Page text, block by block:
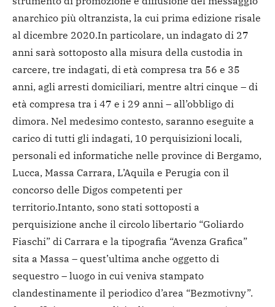
anarchico più oltranzista, la cui prima edizione risale
al dicembre 2020.In particolare, un indagato di 27
anni sarà sottoposto alla misura della custodia in
carcere, tre indagati, di età compresa tra 56 e 35
anni, agli arresti domiciliari, mentre altri cinque – di
età compresa tra i 47 e i 29 anni – all’obbligo di
dimora. Nel medesimo contesto, saranno eseguite a
carico di tutti gli indagati, 10 perquisizioni locali,
personali ed informatiche nelle province di Bergamo,
Lucca, Massa Carrara, L’Aquila e Perugia con il
concorso delle Digos competenti per
territorio.Intanto, sono stati sottoposti a
perquisizione anche il circolo libertario “Goliardo
Fiaschi” di Carrara e la tipografia “Avenza Grafica”
sita a Massa – quest’ultima anche oggetto di
sequestro – luogo in cui veniva stampato
clandestinamente il periodico d’area “Bezmotivny”.